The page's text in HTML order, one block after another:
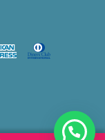
© All rights reserved to Shop4kids